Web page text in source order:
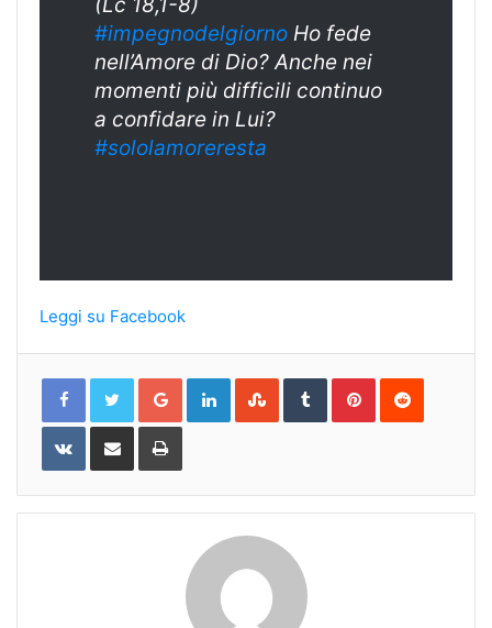
#impegnodelgiorno Ho fede
nell’Amore di Dio? Anche nei
momenti più difficili continuo
a confidare in Lui?
#sololamoreresta
Leggi su Facebook
Google+LinkedInStumbleUpon
TumblrPinterestReddit
VKontakteShare
Email
Print